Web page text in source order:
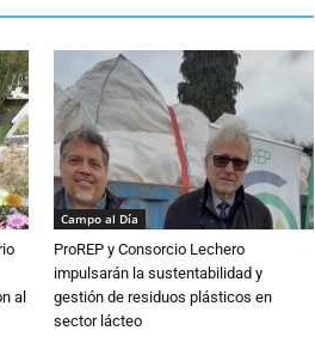
al
Campo al Día
ProREP y Consorcio Lechero
impulsarán la sustentabilidad y
gestión de residuos plásticos en
sector lácteo